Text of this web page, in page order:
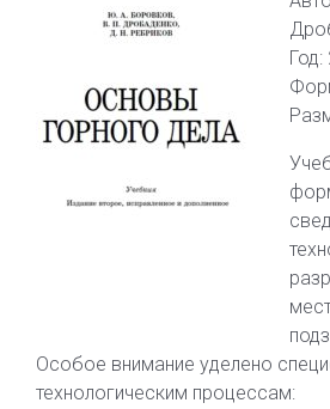
Год:
Особое внимание уделено
технологическим процессам: